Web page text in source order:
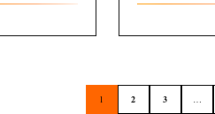
1 2 3 …